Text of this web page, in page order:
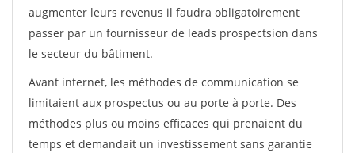
augmenter leurs revenus il faudra obligatoirement
passer par un fournisseur de leads prospectsion dans
le secteur du bâtiment.
Avant internet, les méthodes de communication se
limitaient aux prospectus ou au porte à porte. Des
méthodes plus ou moins efficaces qui prenaient du
temps et demandait un investissement sans garantie